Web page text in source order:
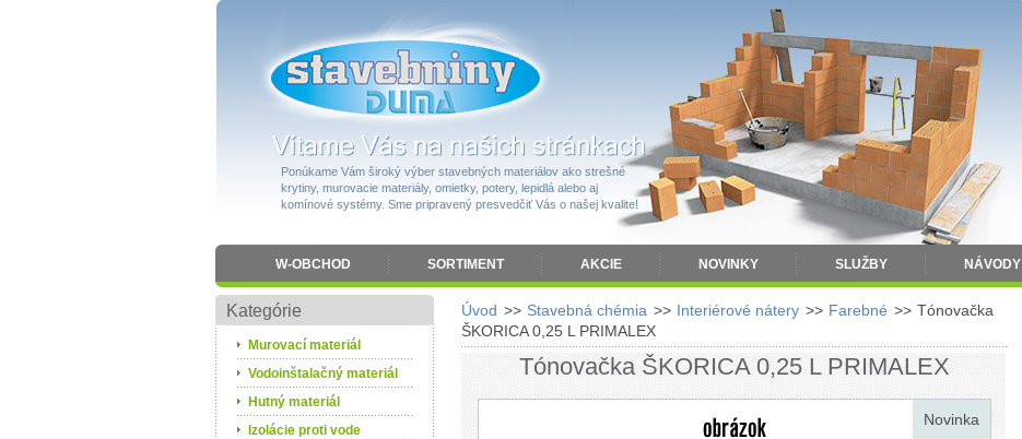
Ponúkame Vám široký výber stavebných materiálov ako strešné
krytiny, murovacie materiály, omietky, potery, lepidlá alebo aj
komínové systémy. Sme pripravený presvedčiť Vás o našej kvalite!
W-OBCHOD SORTIMENT AKCIE NOVINKY SLUŽBY NÁVODY
Úvod >> Stavebná chémia >> Interiérové nátery >> Farebné >> Tónovačka
ŠKORICA 0,25 L PRIMALEX
Tónovačka ŠKORICA 0,25 L PRIMALEX
Novinka
Kategórie
Murovací materiál
Vodoinštalačný materiál
Hutný materiál
Izolácie proti vode